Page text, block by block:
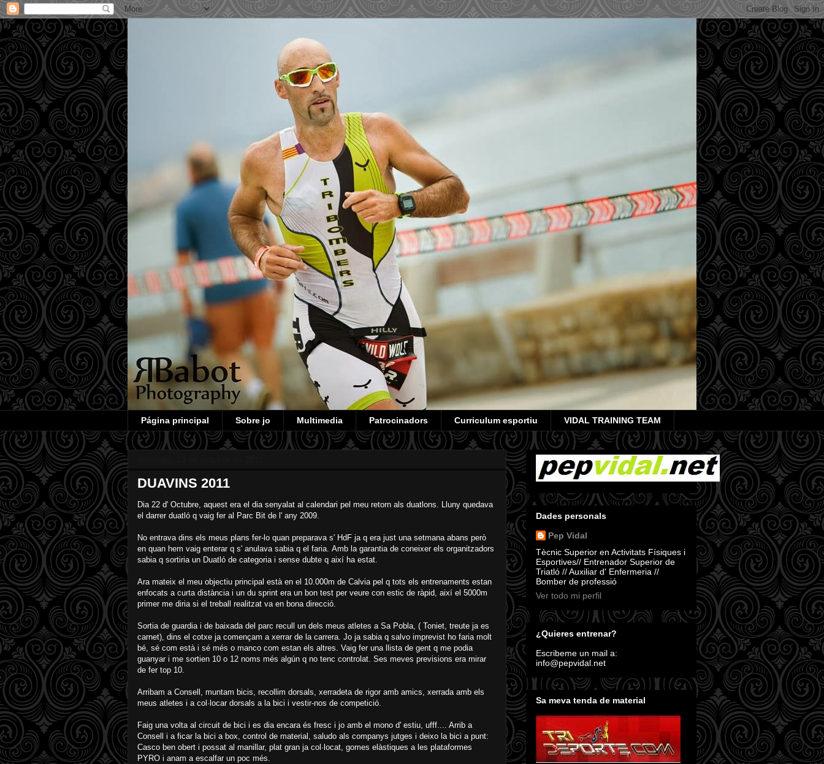
Página principal Sobre jo Multimedia Patrocinadors Curriculum esportiu VIDAL TRAINING TEAM
DUAVINS 2011
Dia 22 d' Octubre, aquest era el dia senyalat al calendari pel meu retorn als duatlons. Lluny quedava
el darrer duatló q vaig fer al Parc Bit de l' any 2009.
No entrava dins els meus plans fer-lo quan preparava s' HdF ja q era just una setmana abans però
en quan hem vaig enterar q s' anulava sabia q el faria. Amb la garantia de coneixer els organitzadors
sabia q sortiria un Duatló de categoria i sense dubte q així ha estat.
Ara mateix el meu objectiu principal està en el 10.000m de Calvia pel q tots els entrenaments estan
enfocats a curta distància i un du sprint era un bon test per veure con estic de ràpid, així el 5000m
primer me diria si el treball realitzat va en bona direcció.
Sortia de guardia i de baixada del parc recull un dels meus atletes a Sa Pobla, ( Toniet, treute ja es
carnet), dins el cotxe ja començam a xerrar de la carrera. Jo ja sabia q salvo imprevist ho faria molt
bé, sé com està i sé més o manco com estan els altres. Vaig fer una llista de gent q me podia
guanyar i me sortien 10 o 12 noms més algún q no tenc controlat. Ses meves previsions era mirar
de fer top 10.
Arribam a Consell, muntam bicis, recollim dorsals, xerradeta de rigor amb amics, xerrada amb els
meus atletes i a col·locar dorsals a la bici i vestir-nos de competició.
Faig una volta al circuit de bici i es dia encara és fresc i jo amb el mono d' estiu, ufff.... Arrib a
Consell i a ficar la bici a box, control de material, saludo als companys jutges i deixo la bici a punt:
Casco ben obert i possat al manillar, plat gran ja col·locat, gomes elàstiques a les plataformes
PYRO i anam a escalfar un poc més.
Dades personals
Pep Vidal
Tècnic Superior en Activitats Físiques i
Esportives// Entrenador Superior de
Triatló // Auxiliar d' Enfermeria //
Bomber de professió
Ver todo mi perfil
¿Quieres entrenar?
Escribeme un mail a:
info@pepvidal.net
Sa meva tenda de material